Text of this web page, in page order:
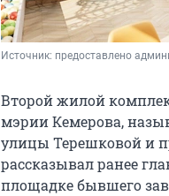
Источник: предоставлено
Второй жилой
мэрии Кемерова,
улицы Терешковой и
рассказывал ранее
площадке бывшего